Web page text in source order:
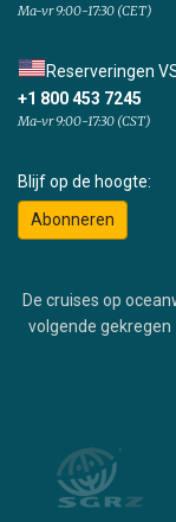
Ma-vr 9:00-17:30 (CET)
Reserveringen
+1 800 453 7245
Ma-vr 9:00-17:30 (CST)
Blijf op de hoogte:
Abonneren
De cruises op
volgende gekregen